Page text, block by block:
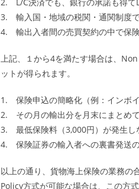
3. 輸入国・地域の税関・通関制度
4. 輸出入者間の売買契約の中で保
上記、１から4を満たす場合は、
ットが得られます。
1. 保険申込の簡略化（例：インボ
2. その月の輸出分を月末にまとめ
3. 最低保険料（3,000円）が発生し
4. 保険証券の輸入者への裏書発送
以上の通り、貨物海上保険の業務の
Policy方式が可能な場合は、この方